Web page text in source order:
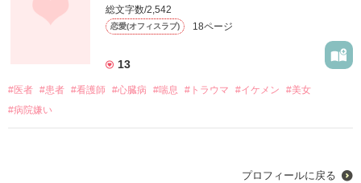
総文字数/2,542
恋愛(オフィスラブ) 18ページ
13
#医者 #患者 #看護師 #心臓病 #喘息 #トラウマ #イケメン
#美女
#病院嫌い
プロフィールに戻る